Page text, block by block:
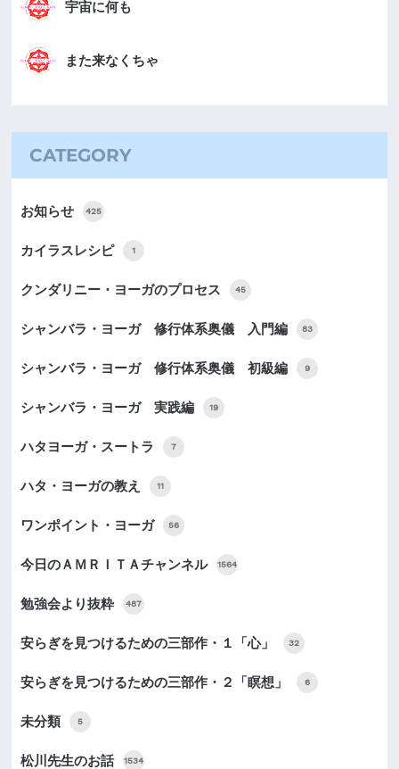
宇宙に何も
また来なくちゃ
CATEGORY
お知らせ 425
カイラスレシピ 1
クンダリニー・ヨーガのプロセス 45
シャンバラ・ヨーガ 修行体系奥儀 入門編 83
シャンバラ・ヨーガ 修行体系奥儀 初級編 9
シャンバラ・ヨーガ 実践編 19
ハタヨーガ・スートラ 7
ハタ・ヨーガの教え 11
ワンポイント・ヨーガ 56
今日のＡＭＲＩＴＡチャンネル 1564
勉強会より抜粋 487
安らぎを見つけるための三部作・１「心」 32
安らぎを見つけるための三部作・２「瞑想」 6
未分類 5
松川先生のお話 1534